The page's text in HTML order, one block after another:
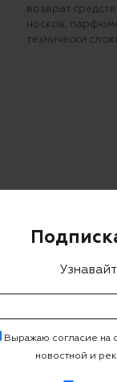
возврат
носков,
технически
Выражаю согласие на
новостной и